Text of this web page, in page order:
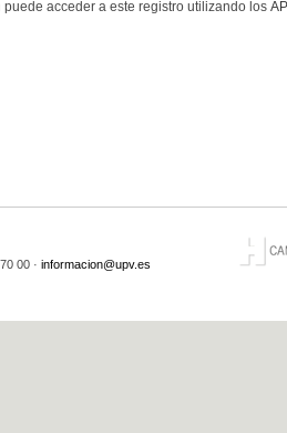
puede acceder a este registro utilizando los API
00 · informacion@upv.es